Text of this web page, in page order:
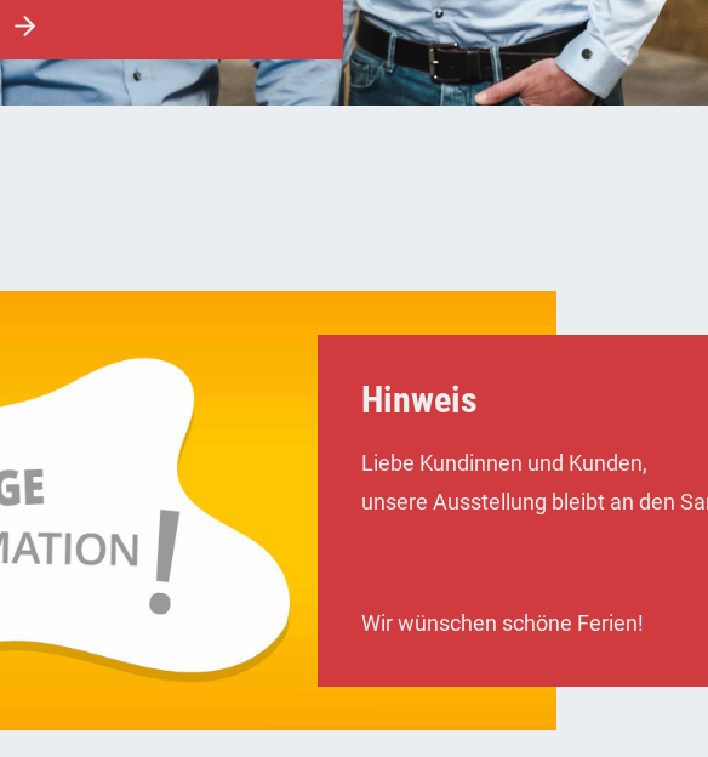
Hinweis
Liebe Kundinnen und Kunden,
unsere Ausstellung bleibt an den
Wir wünschen schöne Ferien!